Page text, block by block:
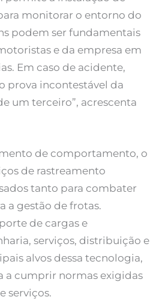
monitorar o entorno do
podem ser fundamentais
e da empresa em
Em caso de acidente,
prova incontestável da
um terceiro”, acrescenta
de comportamento, o
de rastreamento
tanto para combater
a gestão de frotas.
de cargas e
serviços, distribuição e
alvos dessa tecnologia,
a cumprir normas exigidas
serviços.